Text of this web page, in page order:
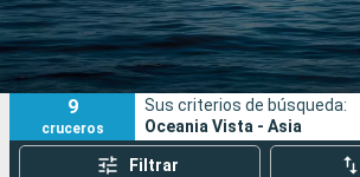
Fecha de salida
Puertos
Buscar
9
cruceros
Sus criterios de búsqueda:
Oceania Vista - Asia
Filtrar